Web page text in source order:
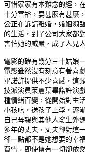
可惜家家有本難念的經，
十分富裕，要甚麼有甚麼
公正在訴請離婚，婚姻瀕
的生活，到了公司大家都
害怕她的威嚴，成了人見
電影的確有幾分三十姑娘
電影雖然沒有刻意有著喜
畢諾許提供不少喜感，這
技派演員茱麗葉畢諾許演
種情緒百變，從開始對生
小孩吃，送孩子上學，逐
自己母親與其他人發生外
多年的丈夫，丈夫卻對這
卻一點都不是她想要的幸
費雪，即使擁有一切卻依